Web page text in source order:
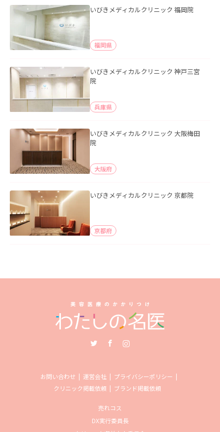
いびきメディカルクリニック 福岡院
福岡県
いびきメディカルクリニック 神戸三宮
院
兵庫県
いびきメディカルクリニック 大阪梅田
院
大阪府
いびきメディカルクリニック 京都院
京都府
お問い合わせ 運営会社
プライバシーポリシー
クリニック掲載依頼
ブランド掲載依頼
売れコス
DX実行委員長